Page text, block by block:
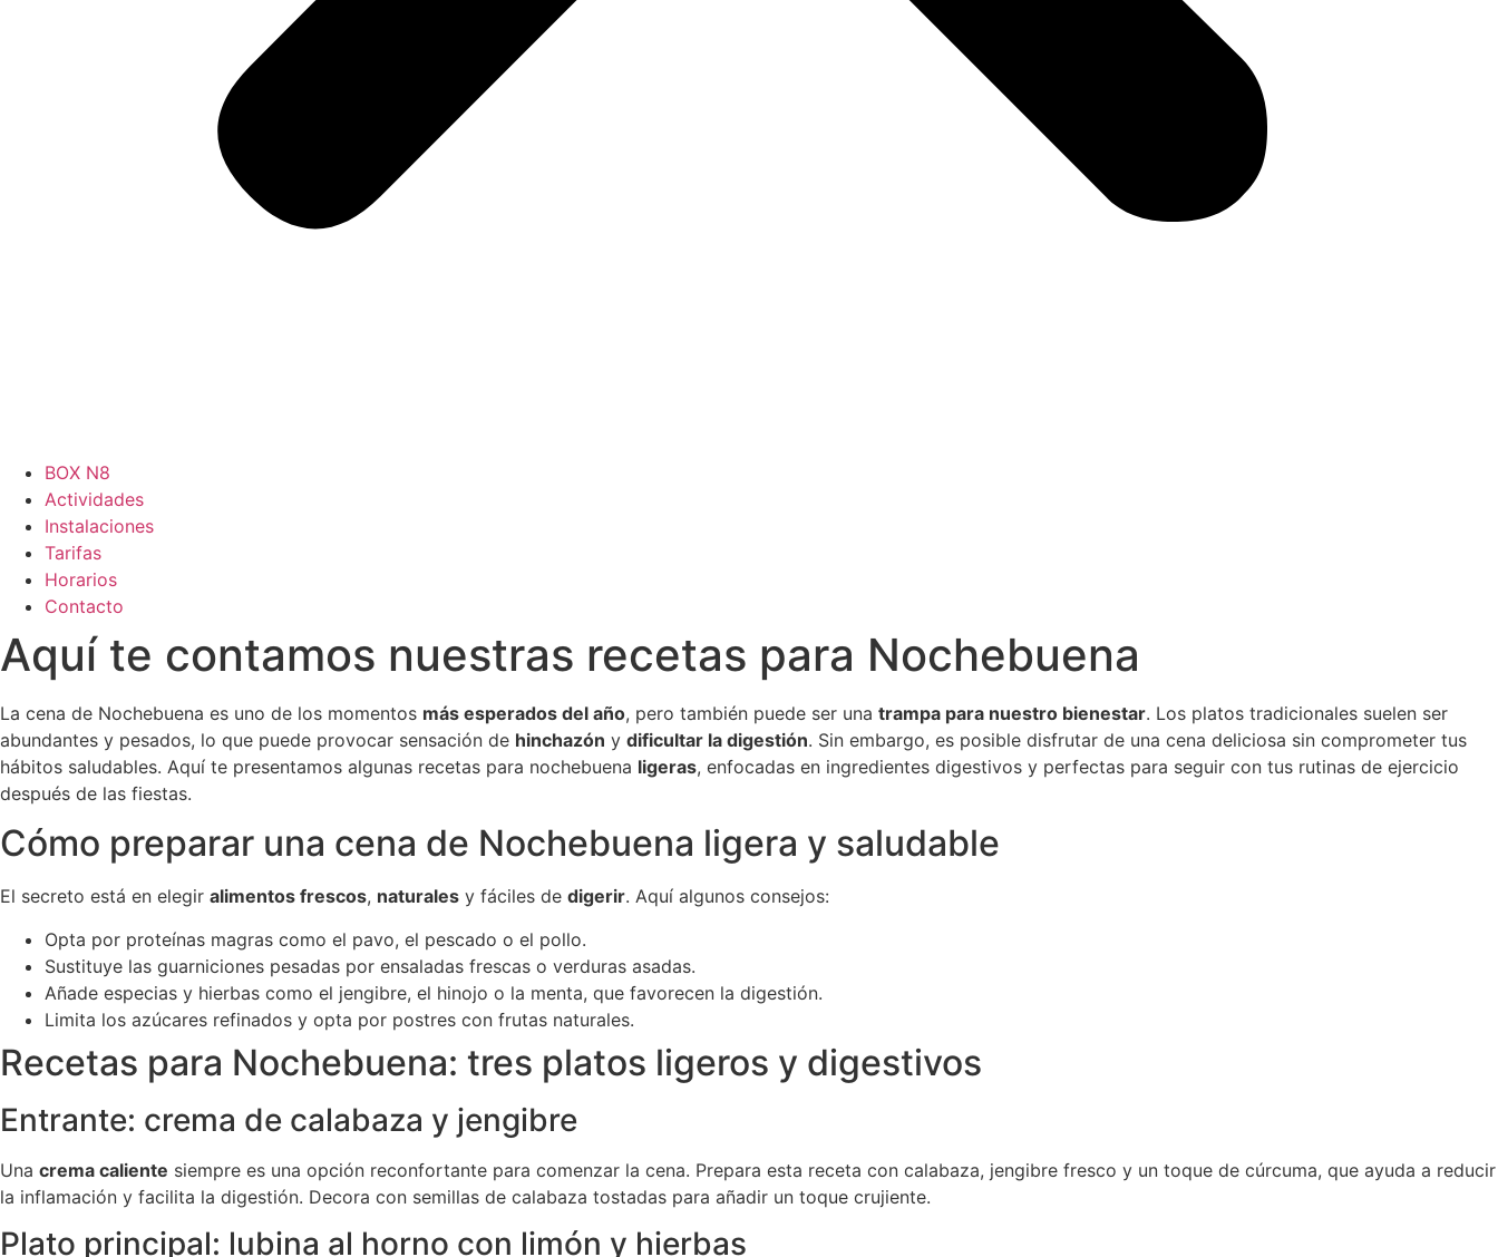
BOX N8
Actividades
Instalaciones
Tarifas
Horarios
Contacto
Aquí te contamos nuestras recetas para Nochebuena
La cena de Nochebuena es uno de los momentos más esperados del año, pero también puede ser una trampa para nuestro bienestar. Los platos tradicionales suelen ser
abundantes y pesados, lo que puede provocar sensación de hinchazón y dificultar la digestión. Sin embargo, es posible disfrutar de una cena deliciosa sin comprometer tus
hábitos saludables. Aquí te presentamos algunas recetas para nochebuena ligeras, enfocadas en ingredientes digestivos y perfectas para seguir con tus rutinas de ejercicio
después de las fiestas.
Cómo preparar una cena de Nochebuena ligera y saludable
El secreto está en elegir alimentos frescos, naturales y fáciles de digerir. Aquí algunos consejos:
Opta por proteínas magras como el pavo, el pescado o el pollo.
Sustituye las guarniciones pesadas por ensaladas frescas o verduras asadas.
Añade especias y hierbas como el jengibre, el hinojo o la menta, que favorecen la digestión.
Limita los azúcares refinados y opta por postres con frutas naturales.
Recetas para Nochebuena: tres platos ligeros y digestivos
Entrante: crema de calabaza y jengibre
Una crema caliente siempre es una opción reconfortante para comenzar la cena. Prepara esta receta con calabaza, jengibre fresco y un toque de cúrcuma, que ayuda a reducir
la inflamación y facilita la digestión. Decora con semillas de calabaza tostadas para añadir un toque crujiente.
Plato principal: lubina al horno con limón y hierbas